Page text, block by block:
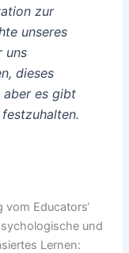
zur
unseres
uns
dieses
aber es gibt
Educators‘
und
Lernen: